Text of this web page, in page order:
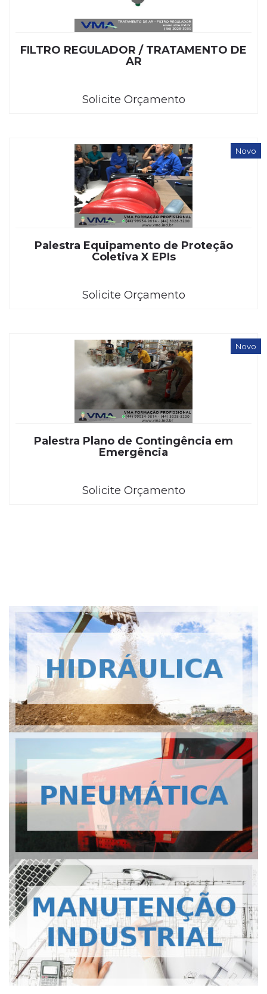
FILTRO REGULADOR / TRATAMENTO DE
AR
Solicite Orçamento
Palestra Equipamento de Proteção
Coletiva X EPIs
Solicite Orçamento
Novo
Palestra Plano de Contingência em
Emergência
Solicite Orçamento
Novo